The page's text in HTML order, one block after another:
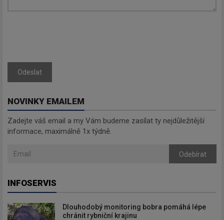
Odeslat
NOVINKY EMAILEM
Zadejte váš email a my Vám budeme zasílat ty nejdůležitější
informace, maximálně 1x týdně.
Odebírat
INFOSERVIS
Dlouhodobý monitoring bobra pomáhá lépe
chránit rybniční krajinu